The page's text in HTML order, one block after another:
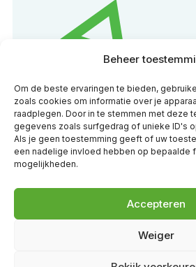
Beheer
Om de beste ervaringen te bieden,
zoals cookies om informatie over je
raadplegen. Door in te stemmen met deze
gegevens zoals surfgedrag of unieke ID's
Als je geen toestemming geeft of uw
een nadelige invloed hebben op bepaalde
mogelijkheden.
Accepteren
Weiger